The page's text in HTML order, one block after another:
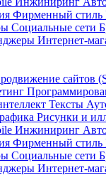
Фирменный стиль
Социальные сети
Интернет-
сайтов
Тексты
Рисунки и
Инжиниринг
Фирменный стиль
Социальные сети
Интернет-